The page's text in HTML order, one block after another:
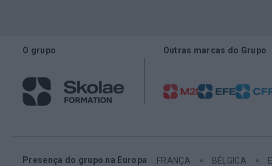
O grupo Outras marcas do Grupo
Presença do grupo na Europa FRANÇA BÉLGICA